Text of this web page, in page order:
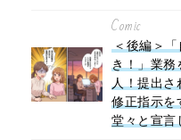
Comic
＜後編＞
き！」業務
人！提出
修正指示を
堂々と宣言